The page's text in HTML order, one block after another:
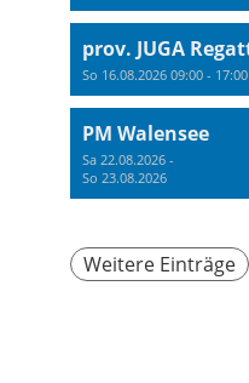
So 16.08.2026 09:00 - 17:00
PM Walensee
Sa 22.08.2026 -
So 23.08.2026
Weitere Einträge